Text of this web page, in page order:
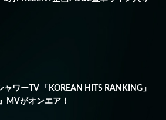
ワーTV 「KOREAN HITS RANKING」
MVがオンエア！